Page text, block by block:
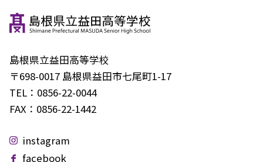
島根県立益田高等学校
〒698-0017 島根県益田市七尾町1-17
TEL： 0856-22-0044
FAX： 0856-22-1442
instagram
facebook